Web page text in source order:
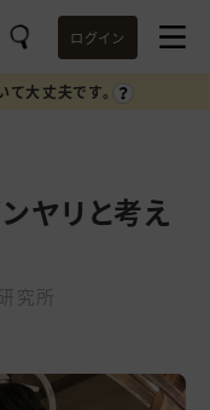
ログイン
大丈夫です。
ヤリと考え
究所